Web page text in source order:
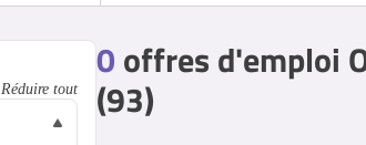
0offres d'emploi
(93)
Réduire tout